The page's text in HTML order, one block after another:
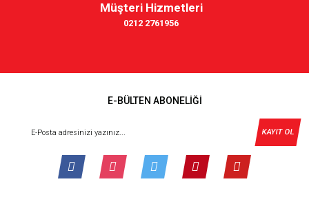
Müşteri Hizmetleri
0212 2761956
E-BÜLTEN ABONELİĞİ
KAYIT OL